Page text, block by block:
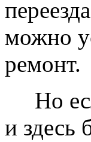
можно
ремонт.
Но
и здесь